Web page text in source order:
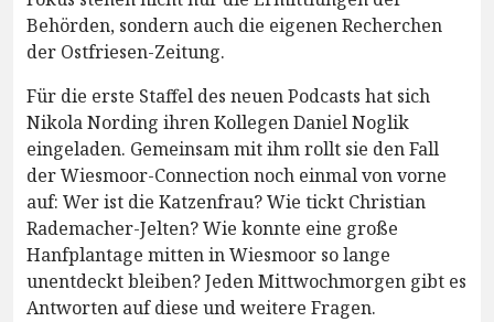
Behörden, sondern auch die eigenen Recherchen
der Ostfriesen-Zeitung.
Für die erste Staffel des neuen Podcasts hat sich
Nikola Nording ihren Kollegen Daniel Noglik
eingeladen. Gemeinsam mit ihm rollt sie den Fall
der Wiesmoor-Connection noch einmal von vorne
auf: Wer ist die Katzenfrau? Wie tickt Christian
Rademacher-Jelten? Wie konnte eine große
Hanfplantage mitten in Wiesmoor so lange
unentdeckt bleiben? Jeden Mittwochmorgen gibt es
Antworten auf diese und weitere Fragen.